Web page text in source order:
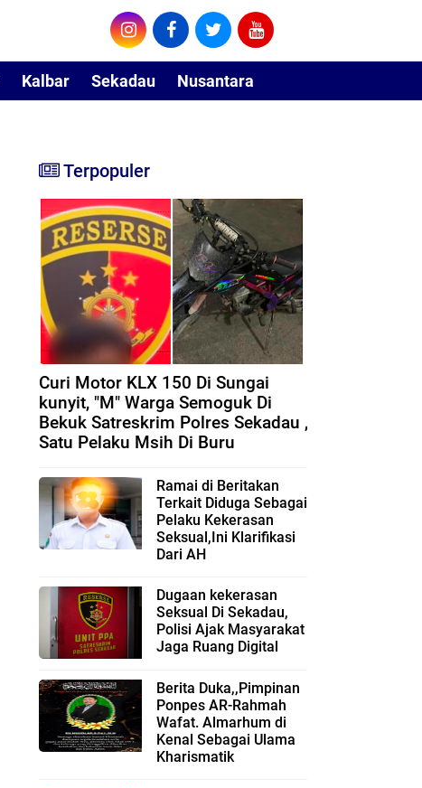
Kalbar Sekadau Nusantara
Terpopuler
Curi Motor KLX 150 Di Sungai
kunyit, "M" Warga Semoguk Di
Bekuk Satreskrim Polres Sekadau ,
Satu Pelaku Msih Di Buru
Ramai di Beritakan
Terkait Diduga Sebagai
Pelaku Kekerasan
Seksual,Ini Klarifikasi
Dari AH
Dugaan kekerasan
Seksual Di Sekadau,
Polisi Ajak Masyarakat
Jaga Ruang Digital
Berita Duka,,Pimpinan
Ponpes AR-Rahmah
Wafat. Almarhum di
Kenal Sebagai Ulama
Kharismatik